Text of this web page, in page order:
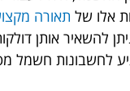
אלו של תאורה
להשאיר אותן
לחשבונות חשמל